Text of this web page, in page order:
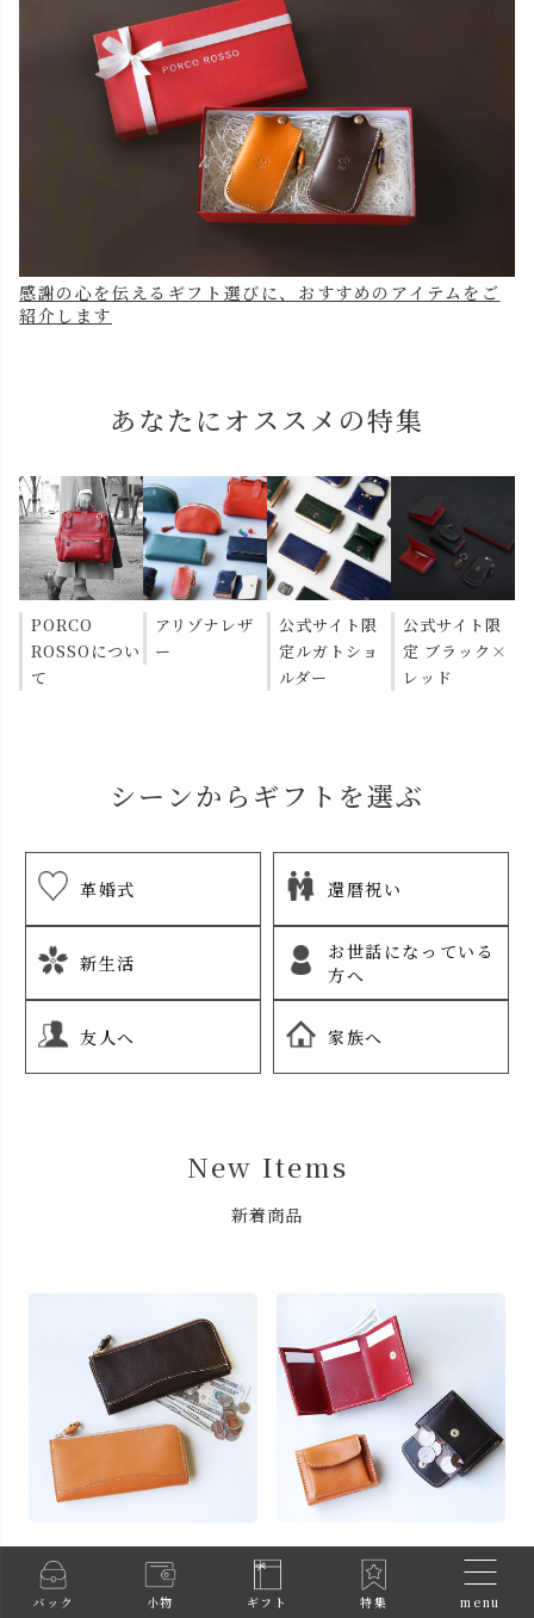
バック 小物 ギフト 特集 menu
感謝の心を伝えるギフト選びに、おすすめのアイテムをご
紹介します
あなたにオススメの特集
PORCO
ROSSOについ
て
アリゾナレザ
ー
公式サイト限
定ルガトショ
ルダー
公式サイト限
定 ブラック×
レッド
シーンからギフトを選ぶ
革婚式 還暦祝い
新生活
お世話になっている
方へ
友人へ 家族へ
New Items
新着商品
L字ZIP長財布
¥ 35,200
三つ折りミニ財布
¥ 税込